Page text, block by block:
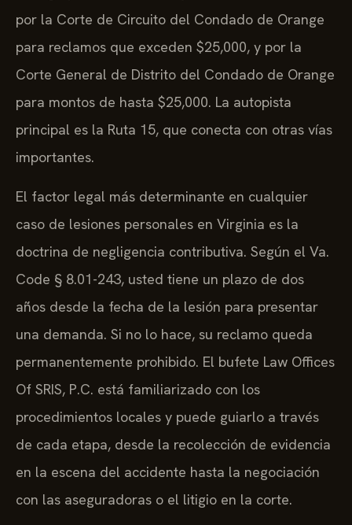
por la Corte de Circuito del Condado de Orange
para reclamos que exceden $25,000, y por la
Corte General de Distrito del Condado de Orange
para montos de hasta $25,000. La autopista
principal es la Ruta 15, que conecta con otras vías
importantes.
El factor legal más determinante en cualquier
caso de lesiones personales en Virginia es la
doctrina de negligencia contributiva. Según el Va.
Code § 8.01-243, usted tiene un plazo de dos
años desde la fecha de la lesión para presentar
una demanda. Si no lo hace, su reclamo queda
permanentemente prohibido. El bufete Law Offices
Of SRIS, P.C. está familiarizado con los
procedimientos locales y puede guiarlo a través
de cada etapa, desde la recolección de evidencia
en la escena del accidente hasta la negociación
con las aseguradoras o el litigio en la corte.